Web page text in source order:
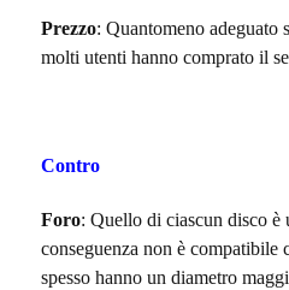
Prezzo: Quantomeno adeguato
molti utenti hanno comprato il
Contro
Foro: Quello di ciascun disco è
conseguenza non è compatibile
spesso hanno un diametro